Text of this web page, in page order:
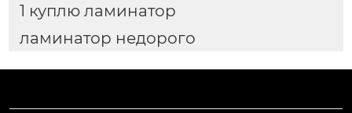
1 куплю ламинатор
ламинатор недорого